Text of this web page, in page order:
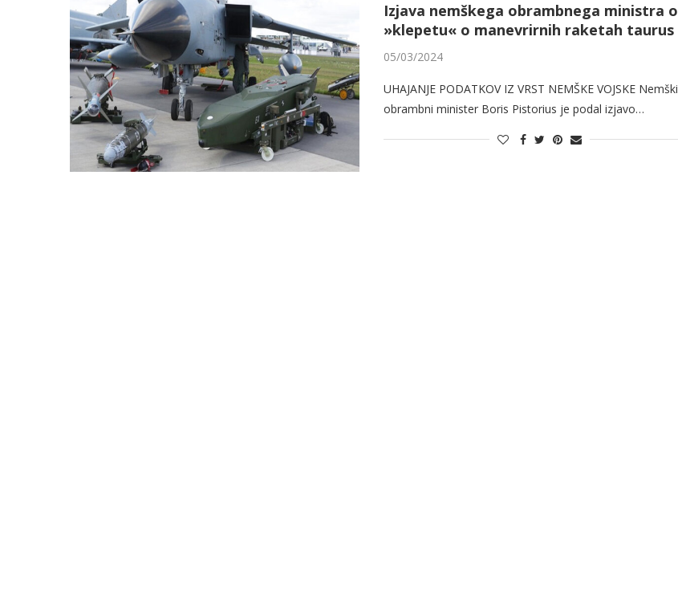
Izjava nemškega obrambnega ministra o
»klepetu« o manevrirnih raketah taurus
05/03/2024
UHAJANJE PODATKOV IZ VRST NEMŠKE VOJSKE Nemški
obrambni minister Boris Pistorius je podal izjavo…